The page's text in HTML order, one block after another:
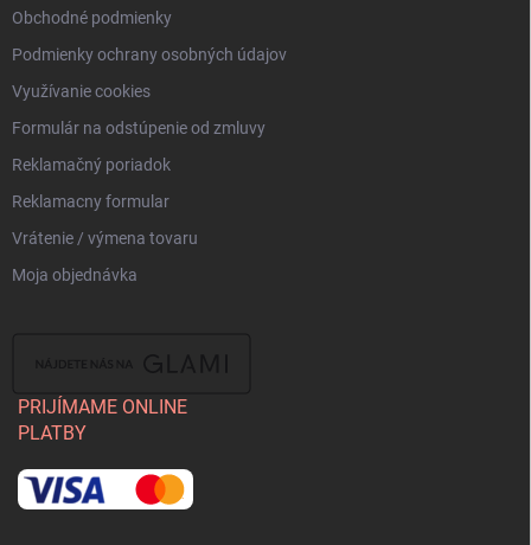
Obchodné podmienky
Podmienky ochrany osobných údajov
Využívanie cookies
Formulár na odstúpenie od zmluvy
Reklamačný poriadok
Reklamacny formular
Vrátenie / výmena tovaru
Moja objednávka
PRIJÍMAME ONLINE
PLATBY